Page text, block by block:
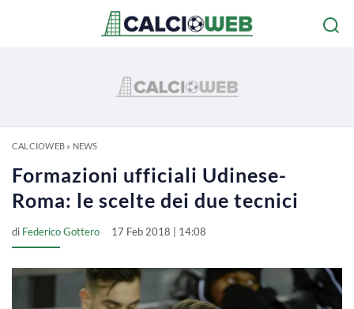
CALCIOWEB» NEWS
Formazioni ufficiali Udinese-
Roma: le scelte dei due tecnici
di Federico Gottero 17 Feb 2018 | 14:08